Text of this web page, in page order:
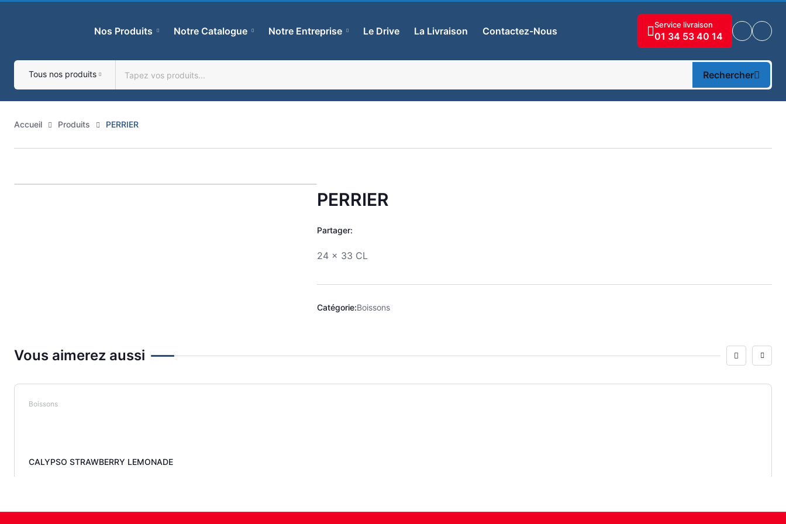
Nos Produits Notre Catalogue Notre Entreprise Le Drive La Livraison Contactez-Nous
Service livraison
01 34 53 40 14
Tous nos produits Rechercher
Accueil Produits PERRIER
ZoomPERRIER
Partager:
24 x 33 CL
Catégorie:Boissons
Vous aimerez aussi
Boissons
CALYPSO STRAWBERRY LEMONADE